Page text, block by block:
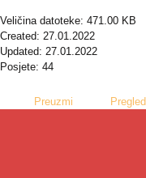
Veličina datoteke: 471.00 KB
Created: 27.01.2022
Updated: 27.01.2022
Posjete: 44
Preuzmi Pregled